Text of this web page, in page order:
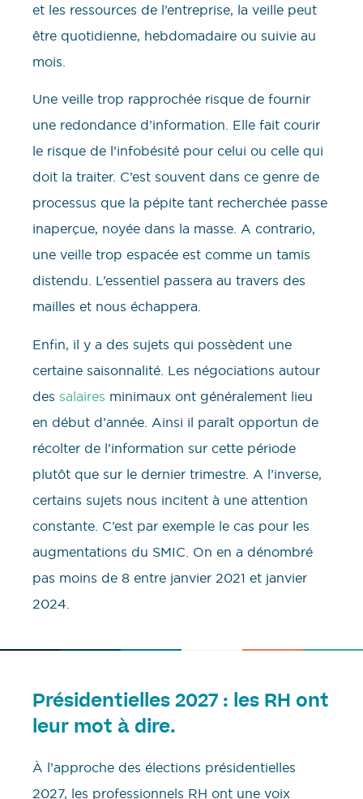
et les ressources de l’entreprise, la veille peut
être quotidienne, hebdomadaire ou suivie au
mois.
Une veille trop rapprochée risque de fournir
une redondance d’information. Elle fait courir
le risque de l’infobésité pour celui ou celle qui
doit la traiter. C’est souvent dans ce genre de
processus que la pépite tant recherchée passe
inaperçue, noyée dans la masse. A contrario,
une veille trop espacée est comme un tamis
distendu. L’essentiel passera au travers des
mailles et nous échappera.
Enfin, il y a des sujets qui possèdent une
certaine saisonnalité. Les négociations autour
des salaires minimaux ont généralement lieu
en début d’année. Ainsi il paraît opportun de
récolter de l’information sur cette période
plutôt que sur le dernier trimestre. A l’inverse,
certains sujets nous incitent à une attention
constante. C’est par exemple le cas pour les
augmentations du SMIC. On en a dénombré
pas moins de 8 entre janvier 2021 et janvier
2024.
Présidentielles 2027 : les RH ont
leur mot à dire.
À l’approche des élections présidentielles
2027, les professionnels RH ont une voix